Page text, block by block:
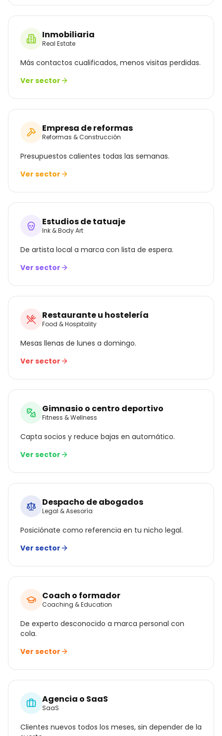
Inmobiliaria
Real Estate
Más contactos cualificados, menos visitas perdidas.
Ver sector
Empresa de reformas
Reformas & Construcción
Presupuestos calientes todas las semanas.
Ver sector
Estudios de tatuaje
Ink & Body Art
De artista local a marca con lista de espera.
Ver sector
Restaurante u hostelería
Food & Hospitality
Mesas llenas de lunes a domingo.
Ver sector
Gimnasio o centro deportivo
Fitness & Wellness
Capta socios y reduce bajas en automático.
Ver sector
Despacho de abogados
Legal & Asesoría
Posiciónate como referencia en tu nicho legal.
Ver sector
Coach o formador
Coaching & Education
De experto desconocido a marca personal con
cola.
Ver sector
Agencia o SaaS
SaaS
Clientes nuevos todos los meses, sin depender de la